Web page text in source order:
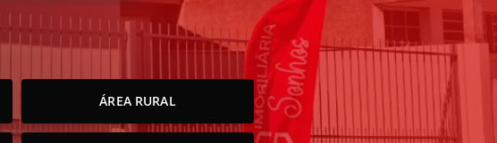
ÁREA RURAL